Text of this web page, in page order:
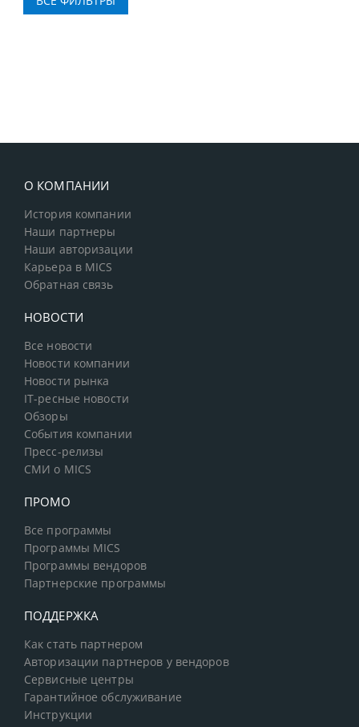
О КОМПАНИИ
История компании
Наши партнеры
Наши авторизации
Карьера в MICS
Обратная связь
НОВОСТИ
Все новости
Новости компании
Новости рынка
IT-ресные новости
Обзоры
События компании
Пресс-релизы
СМИ о MICS
ПРОМО
Все программы
Программы MICS
Программы вендоров
Партнерские программы
ПОДДЕРЖКА
Как стать партнером
Авторизации партнеров у вендоров
Сервисные центры
Гарантийное обслуживание
Инструкции